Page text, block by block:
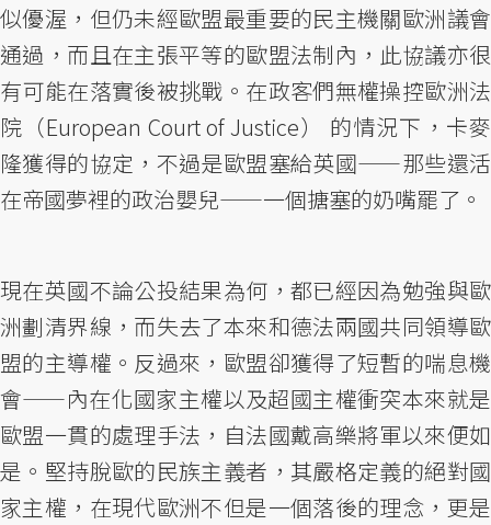
似優渥，但仍未經歐盟最重要的民主機關歐洲議會
通過，而且在主張平等的歐盟法制內，此協議亦很
有可能在落實後被挑戰。在政客們無權操控歐洲法
院（European Court of Justice） 的情況下，卡麥
隆獲得的協定，不過是歐盟塞給英國——那些還活
在帝國夢裡的政治嬰兒——一個搪塞的奶嘴罷了。
現在英國不論公投結果為何，都已經因為勉強與歐
洲劃清界線，而失去了本來和德法兩國共同領導歐
盟的主導權。反過來，歐盟卻獲得了短暫的喘息機
會——內在化國家主權以及超國主權衝突本來就是
歐盟一貫的處理手法，自法國戴高樂將軍以來便如
是。堅持脫歐的民族主義者，其嚴格定義的絕對國
家主權，在現代歐洲不但是一個落後的理念，更是